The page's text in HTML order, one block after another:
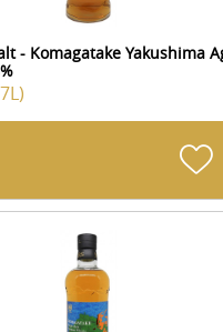
- Komagatake Yakushima